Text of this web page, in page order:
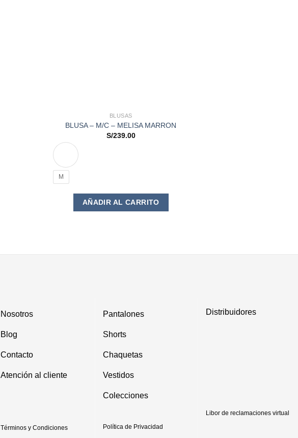
BLUSAS
BLUSA – M/C – MELISA MARRON
S/239.00
M
AÑADIR AL CARRITO
Este
Nosotros
Blog
Contacto
Atención al cliente
Términos y Condiciones
Pantalones
Shorts
Chaquetas
Vestidos
Colecciones
Política de Privacidad
Distribuidores
Libor de reclamaciones virtual